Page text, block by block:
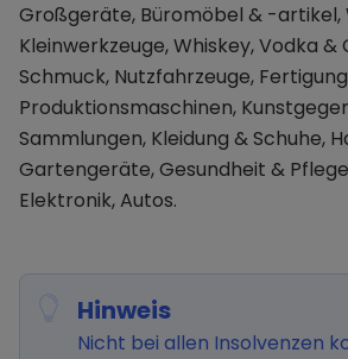
Großgeräte, Büromöbel & -artikel,
Kleinwerkzeuge, Whiskey, Vodka &
Schmuck, Nutzfahrzeuge,
Produktionsmaschinen,
Sammlungen, Kleidung & Schuhe,
Gartengeräte, Gesundheit &
Elektronik, Autos.
Hinweis
Nicht bei allen Insolvenzen